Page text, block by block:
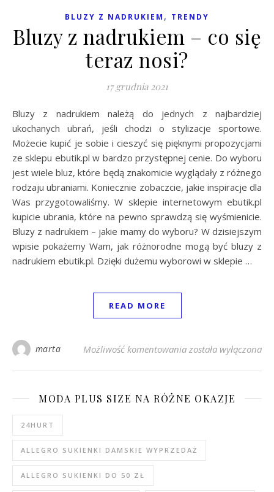
BLUZY Z NADRUKIEM , TRENDY
Bluzy z nadrukiem – co się
teraz nosi?
17 grudnia 2021
Bluzy z nadrukiem należą do jednych z najbardziej
ukochanych ubrań, jeśli chodzi o stylizacje sportowe.
Możecie kupić je sobie i cieszyć się pięknymi propozycjami
ze sklepu ebutik.pl w bardzo przystępnej cenie. Do wyboru
jest wiele bluz, które będą znakomicie wyglądały z różnego
rodzaju ubraniami. Koniecznie zobaczcie, jakie inspiracje dla
Was przygotowaliśmy. W sklepie internetowym ebutik.pl
kupicie ubrania, które na pewno sprawdzą się wyśmienicie.
Bluzy z nadrukiem – jakie mamy do wyboru? W dzisiejszym
wpisie pokażemy Wam, jak różnorodne mogą być bluzy z
nadrukiem ebutik.pl. Dzięki dużemu wyborowi w sklepie …
READ MORE
marta Możliwość komentowania Bluzy z nadrukiem –
została wyłączona
MODA PLUS SIZE NA RÓŻNE OKAZJE
24HURT
ALLEGRO SUKIENKI DAMSKIE WYPRZEDAŻ
ALLEGRO SUKIENKI DO 50 ZŁ